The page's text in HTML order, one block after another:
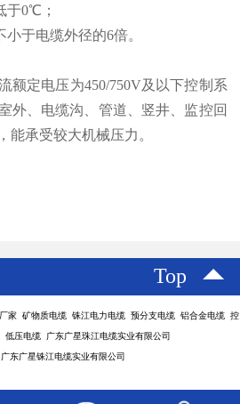
于0℃；
于电缆外径的6倍。
额定电压为450/750V及以下控制系
外、电缆沟、管道、竖井、监控回
能承受较大机械压力。
Top
家 矿物质电缆 铢江电力电缆 预分支电缆 铝合金电缆 控
压电缆 广东广星珠江电缆实业有限公司
东广星铢江电缆实业有限公司